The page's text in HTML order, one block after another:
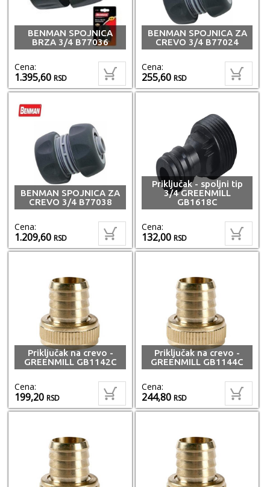
BENMAN SPOJNICA
BRZA 3/4 B77036
Cena:
1.395,60RSD
BENMAN SPOJNICA ZA
CREVO 3/4 B77024
Cena:
255,60RSD
BENMAN SPOJNICA ZA
CREVO 3/4 B77038
Cena:
1.209,60RSD
Priključak - spoljni tip
3/4 GREENMILL
GB1618C
Cena:
132,00RSD
Priključak na crevo -
GREENMILL GB1142C
Cena:
199,20RSD
Priključak na crevo -
GREENMILL GB1144C
Cena:
244,80RSD